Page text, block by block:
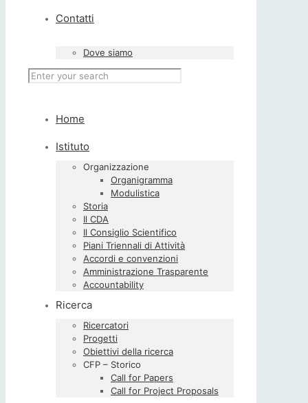
Contatti
Dove siamo
Home
Istituto
Organizzazione
Organigramma
Modulistica
Storia
Il CDA
Il Consiglio Scientifico
Piani Triennali di Attività
Accordi e convenzioni
Amministrazione Trasparente
Accountability
Ricerca
Ricercatori
Progetti
Obiettivi della ricerca
CFP – Storico
Call for Papers
Call for Project Proposals